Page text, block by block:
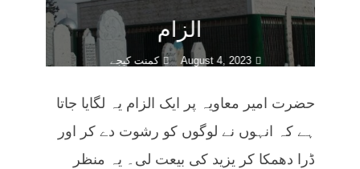
الزام
August 4, 2023
کمنت کیجے
حضرت امیر معاویہ پر ایک الزام یہ لگایا جاتا
ہے کہ انہوں نے لوگوں کو رشوت دے کر اور
ڈرا دھمکا کر یزید کی بیعت لی۔ یہ منظر